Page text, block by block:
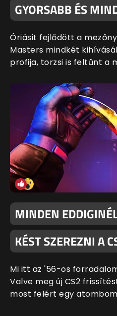
GYORSABB ÉS
Óriásit fejlődött a
Masters mindkét
profija, torzsi is feltűnt a
MINDEN
KÉST SZEREZNI A
Mi itt az '56-os
Valve meg új CS2
most felért egy